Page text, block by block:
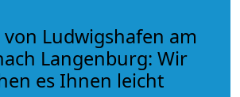
von Ludwigshafen am
Langenburg: Wir
es Ihnen leicht